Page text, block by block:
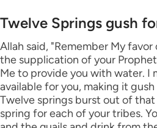
Twelve Springs gush
Allah said, "Remember My
the supplication of your
Me to provide you with water. I
available for you, making it
Twelve springs burst out of
spring for each of your tribes.